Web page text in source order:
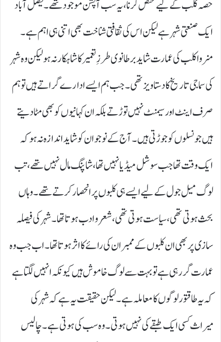
حصہ کلب کے لیے مختص کرنا، یہ سب آپشن موجود تھے۔ فیصل آباد
ایک صنعتی شہر ہے لیکن اس کی ثقافتی شناخت بھی اتنی ہی اہم ہے۔
منروا کلب کی عمارت شاید برطانوی طرزِ تعمیر کا شاہکار نہ ہو لیکن وہ شہر
کی سماجی تاریخ کا دستاویز تھی۔ جب ہم ایسے ادارے گراتے ہیں تو ہم
صرف اینٹ اور سیمنٹ نہیں توڑتے بلکہ ان کہانیوں کو بھی مٹا دیتے
ہیں جو نسلوں کو جوڑتی ہیں۔ آج کے نوجوان کو شاید اندازہ نہ ہو کہ
ایک وقت تھا جب سوشل میڈیا نہیں تھا، شاپنگ مال نہیں تھے، تب
لوگ میل جول کے لیے ایسے ہی کلبوں پر انحصار کرتے تھے۔ وہاں
بحث ہوتی تھی، سیاست ہوتی تھی، شعر و ادب ہوتا تھا۔ شہر کی فیصلہ
سازی پر بھی ان کلبوں کے ممبران کی رائے کا اثر ہوتا تھا۔ اب جب وہ
عمارت گر رہی ہے تو بہت سے لوگ خاموش ہیں کیونکہ انہیں لگتا ہے
کہ یہ طاقتور لوگوں کا معاملہ ہے۔ لیکن حقیقت یہ ہے کہ شہر کی
میراث کسی ایک طبقے کی نہیں ہوتی۔ وہ سب کی ہوتی ہے۔ چالیس